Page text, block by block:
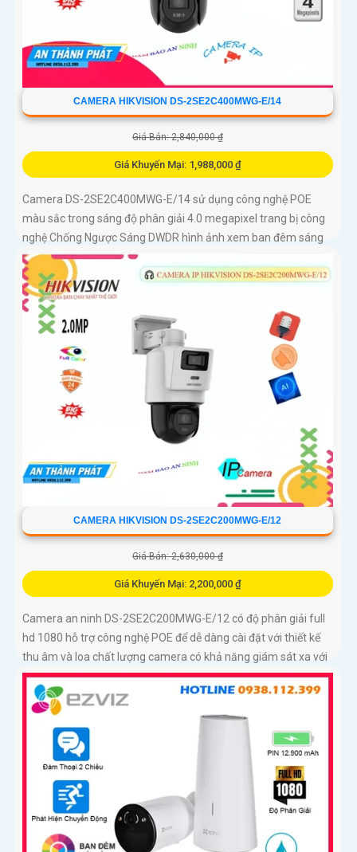
CAMERA HIKVISION DS-2SE2C400MWG-E/14
Giá Bán: 2,840,000 ₫
Giá Khuyến Mại: 1,988,000 ₫
Camera DS-2SE2C400MWG-E/14 sử dụng công nghệ POE
màu sắc trong sáng độ phân giải 4.0 megapixel trang bị công
nghệ Chống Ngược Sáng DWDR hình ảnh xem ban đêm sáng
đẹp với Full Color 30m có màu như ban ngày thiết kế Plastic
đẹp mắt trang bị khả năng giám sát xa với zoom vật lý 16x
camera tích hợp tính năng thông minh phân biệt người và
phương tiện và chức năng thu âm và loa to rõ
CAMERA HIKVISION DS-2SE2C200MWG-E/12
Giá Bán: 2,630,000 ₫
Giá Khuyến Mại: 2,200,000 ₫
Camera an ninh DS-2SE2C200MWG-E/12 có độ phân giải full
hd 1080 hỗ trợ công nghệ POE để dễ dàng cài đặt với thiết kế
thu âm và loa chất lượng camera có khả năng giám sát xa với
zoom vật lý 16x và chống ngược sáng DWDR Hình ảnh rõ nét
phân biệt được người và đối tượng khác Cảm biến video CMOS
cho màu sắc sắc nét chống báo động giả và chế độ Full Color
30m giúp quan sát ban đêm hiệu quả.